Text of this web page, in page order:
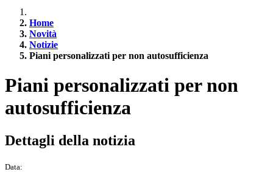
Home
Novità
Notizie
Piani personalizzati per non autosufficienza
Piani personalizzati per non
autosufficienza
Dettagli della notizia
Data: